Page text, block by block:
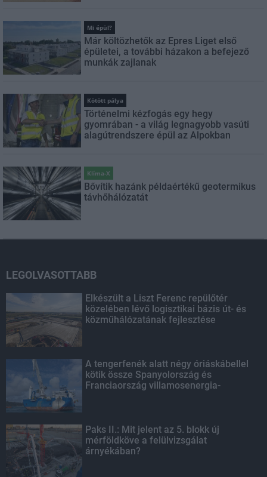
Mi épül?
Már költözhetők az Epres Liget első
épületei, a további házakon a befejező
munkák zajlanak
Kötött pálya
Történelmi kézfogás egy hegy
gyomrában - a világ legnagyobb vasúti
alagútrendszere épül az Alpokban
Klíma-X
Bővítik hazánk példaértékű geotermikus
távhőhálózatát
LEGOLVASOTTABB
Elkészült a Liszt Ferenc repülőtér
közelében lévő logisztikai bázis út- és
közműhálózatának fejlesztése
A tengerfenék alatt négy óriáskábellel
kötik össze Spanyolország és
Franciaország villamosenergia-
Paks II.: Mit jelent az 5. blokk új
mérföldköve a felülvizsgálat
árnyékában?